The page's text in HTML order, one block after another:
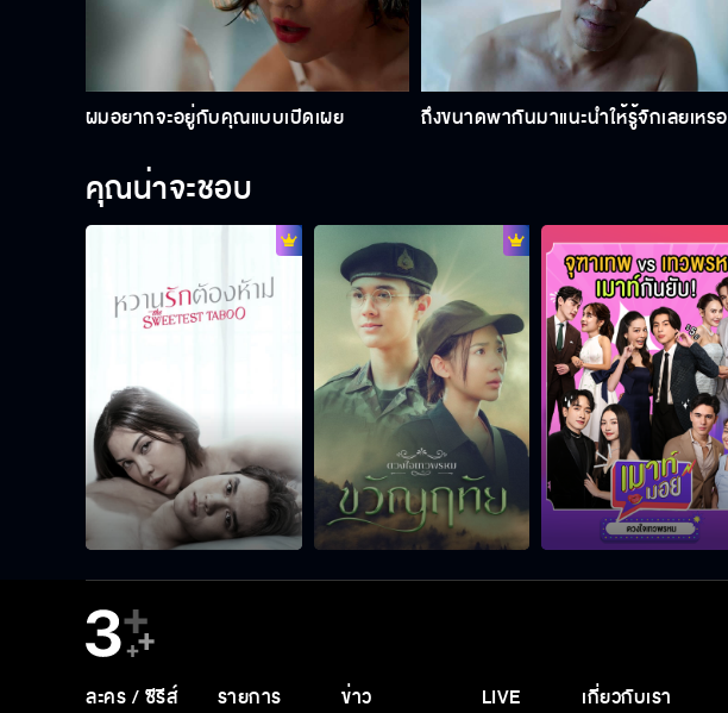
ผมอยากจะอยู่กับคุณแบบเปิดเผย ถึงขนาดพากันมาแนะนําให้รู้จักเลยเหรอ
คุณน่าจะชอบ
ละคร / ซีรีส์ รายการ ข่าว LIVE เกี่ยวกับเรา